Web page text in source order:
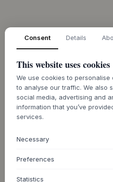
Consent Details
This website uses cookies
We use cookies to
to analyse our traffic. We also
social media, advertising and
information that you’ve
services.
Necessary
Preferences
Statistics